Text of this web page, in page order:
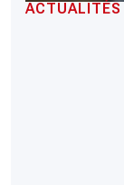
ACTUALITÉS